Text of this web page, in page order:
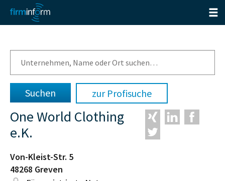
zur Profisuche
One World Clothing
e.K.
Von-Kleist-Str. 5
48268 Greven